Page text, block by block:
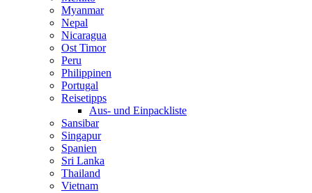
Myanmar
Nepal
Nicaragua
Ost Timor
Peru
Philippinen
Portugal
Reisetipps
Aus- und Einpackliste
Sansibar
Singapur
Spanien
Sri Lanka
Thailand
Vietnam